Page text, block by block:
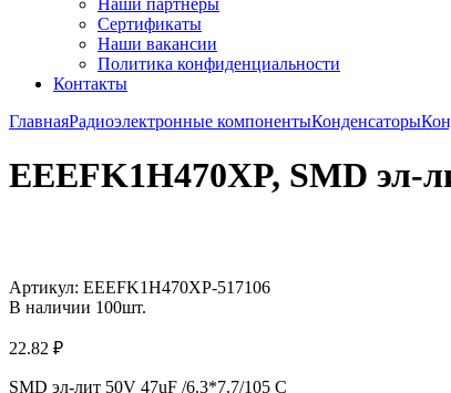
Наши партнёры
Сертификаты
Наши вакансии
Политика конфиденциальности
Контакты
ГлавнаяРадиоэлектронные компонентыКонденсаторы
EEEFK1H470XP, SMD эл-
Артикул: EEEFK1H470XP-517106
В наличии 100шт.
22.82 ₽
SMD эл-лит 50V 47uF /6.3*7.7/105 C